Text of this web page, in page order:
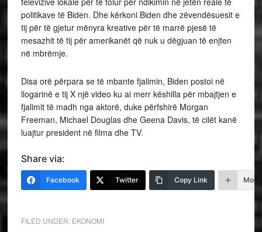
politikave të Biden. Dhe kërkoni Biden dhe zëvendësuesit e
tij për të gjetur mënyra kreative për të marrë pjesë të
mesazhit të tij për amerikanët që nuk u dëgjuan të enjten
në mbrëmje.
Disa orë përpara se të mbante fjalimin, Biden postoi në
llogarinë e tij X një video ku ai merr këshilla për mbajtjen e
fjalimit të madh nga aktorë, duke përfshirë Morgan
Freeman, Michael Douglas dhe Geena Davis, të cilët kanë
luajtur president në filma dhe TV.
Share via:
Facebook Twitter Copy Link More
FILED UNDER: EKONOMI